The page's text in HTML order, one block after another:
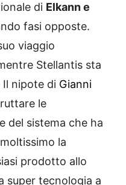
di Elkann e
fasi opposte.
viaggio
Stellantis sta
Il nipote di Gianni
le
del sistema che ha
la
prodotto allo
super tecnologia a